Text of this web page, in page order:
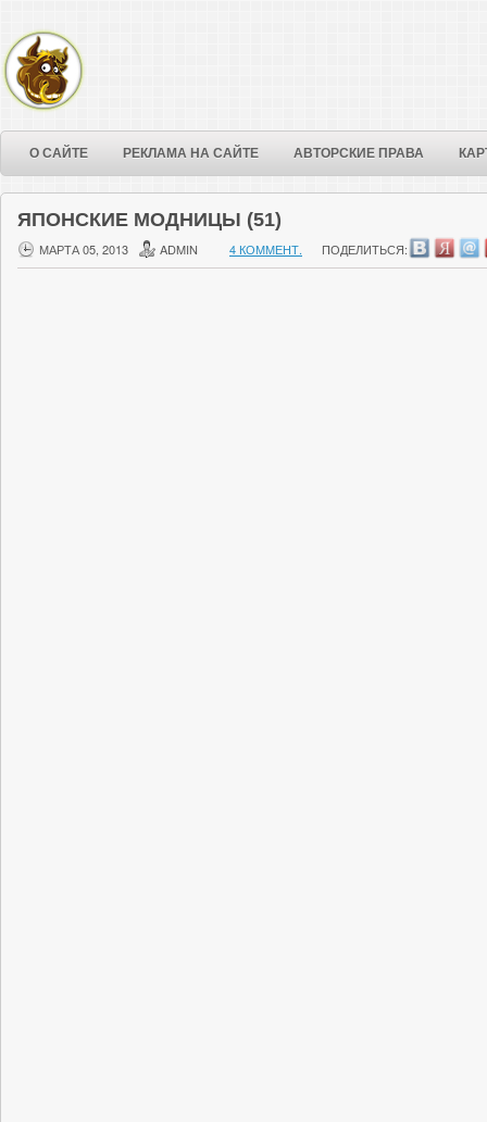
О САЙТЕ РЕКЛАМА НА САЙТЕ АВТОРСКИЕ ПРАВА
ЯПОНСКИЕ МОДНИЦЫ (51)
МАРТА 05, 2013 ADMIN 4 КОММЕНТ. ПОДЕЛИТЬСЯ: